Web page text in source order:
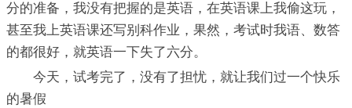
分的准备，我没有把握的是英语，在英语课上我偷这玩，
甚至我上英语课还写别科作业，果然，考试时我语、数答
的都很好，就英语一下失了六分。
今天，试考完了，没有了担忧，就让我们过一个快乐
的暑假